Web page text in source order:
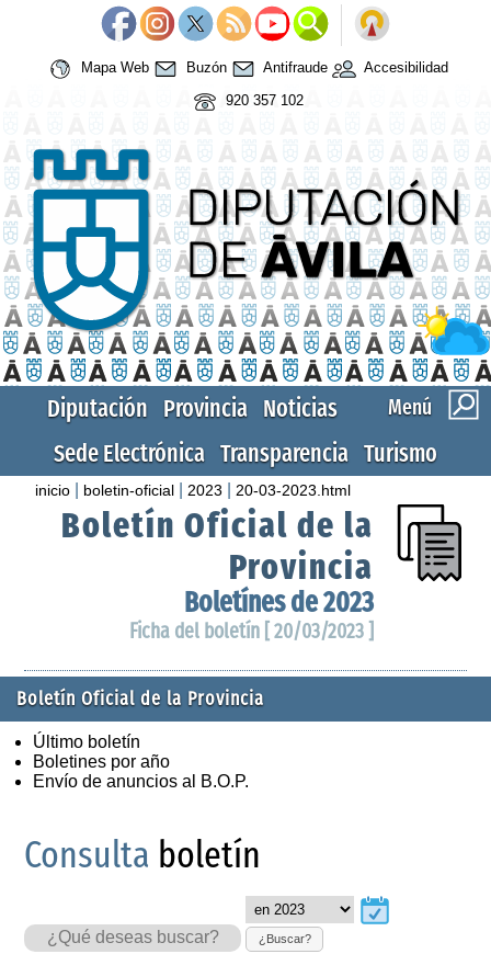
Mapa Web Buzón Antifraude
Accesibilidad
920 357 102
Menú
Diputación Provincia Noticias
Sede Electrónica Transparencia Turismo
inicio boletin-oficial 2023 20-03-2023.html
Boletín Oficial de la
Provincia
Boletínes de 2023
Ficha del boletín [ 20/03/2023 ]
Boletín Oficial de la Provincia
Último boletín
Boletines por año
Envío de anuncios al B.O.P.
Consulta boletín
¿Buscar?